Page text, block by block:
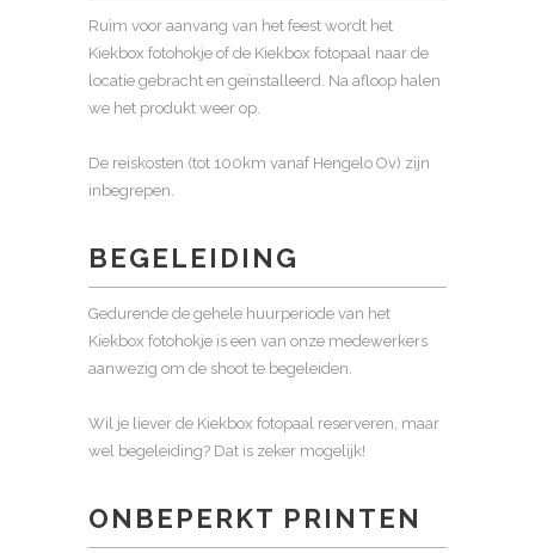
Ruim voor aanvang van het feest wordt het
Kiekbox fotohokje of de Kiekbox fotopaal naar de
locatie gebracht en geïnstalleerd. Na afloop halen
we het produkt weer op.
De reiskosten (tot 100km vanaf Hengelo Ov) zijn
inbegrepen.
BEGELEIDING
Gedurende de gehele huurperiode van het
Kiekbox fotohokje is een van onze medewerkers
aanwezig om de shoot te begeleiden.
Wil je liever de Kiekbox fotopaal reserveren, maar
wel begeleiding? Dat is zeker mogelijk!
ONBEPERKT PRINTEN